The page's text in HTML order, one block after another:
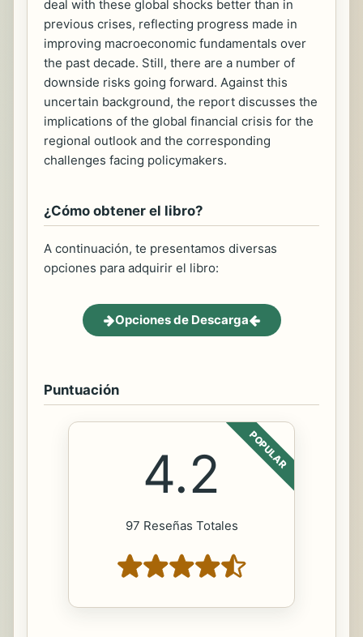
deal with these global shocks better than in
previous crises, reflecting progress made in
improving macroeconomic fundamentals over
the past decade. Still, there are a number of
downside risks going forward. Against this
uncertain background, the report discusses the
implications of the global financial crisis for the
regional outlook and the corresponding
challenges facing policymakers.
¿Cómo obtener el libro?
A continuación, te presentamos diversas
opciones para adquirir el libro:
Opciones de Descarga
Puntuación
POPULAR
4.2
97 Reseñas Totales